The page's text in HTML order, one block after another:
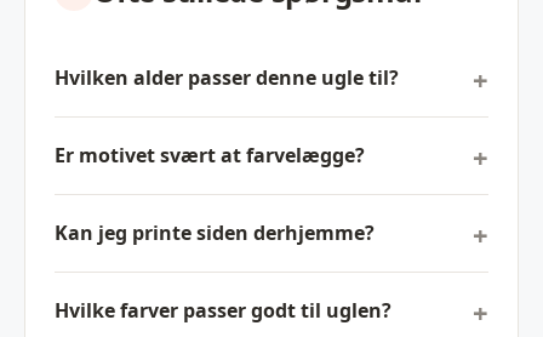
Hvilken alder passer denne ugle til?
Er motivet svært at farvelægge?
Kan jeg printe siden derhjemme?
Hvilke farver passer godt til uglen?